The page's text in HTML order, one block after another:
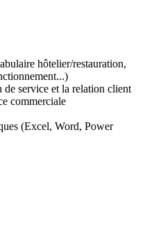
hôtelier/restauration,
service et la relation client
commerciale
(Excel, Word, Power